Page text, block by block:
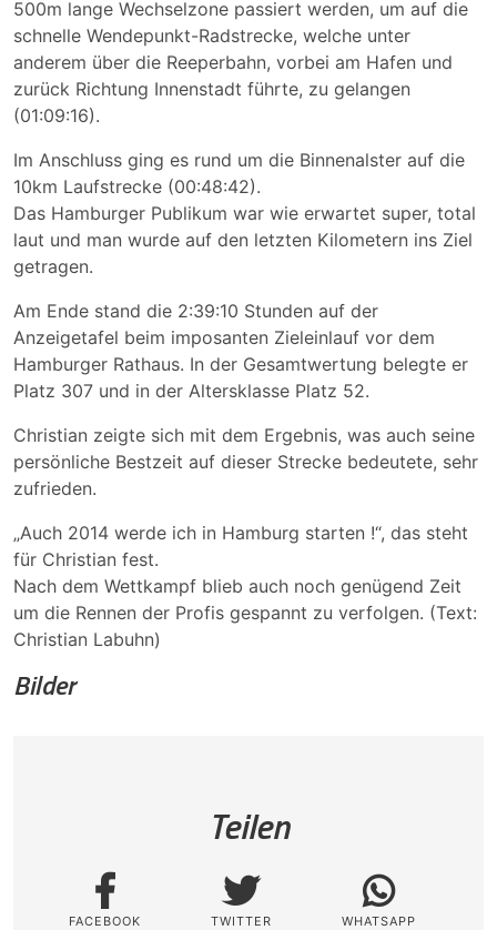
500m lange Wechselzone passiert werden, um auf die
schnelle Wendepunkt-Radstrecke, welche unter
anderem über die Reeperbahn, vorbei am Hafen und
zurück Richtung Innenstadt führte, zu gelangen
(01:09:16).
Im Anschluss ging es rund um die Binnenalster auf die
10km Laufstrecke (00:48:42).
Das Hamburger Publikum war wie erwartet super, total
laut und man wurde auf den letzten Kilometern ins Ziel
getragen.
Am Ende stand die 2:39:10 Stunden auf der
Anzeigetafel beim imposanten Zieleinlauf vor dem
Hamburger Rathaus. In der Gesamtwertung belegte er
Platz 307 und in der Altersklasse Platz 52.
Christian zeigte sich mit dem Ergebnis, was auch seine
persönliche Bestzeit auf dieser Strecke bedeutete, sehr
zufrieden.
„Auch 2014 werde ich in Hamburg starten !“, das steht
für Christian fest.
Nach dem Wettkampf blieb auch noch genügend Zeit
um die Rennen der Profis gespannt zu verfolgen. (Text:
Christian Labuhn)
Bilder
Teilen
FACEBOOK TWITTER WHATSAPP